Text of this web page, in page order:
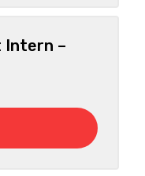
Intern –